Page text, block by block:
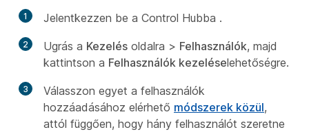
1 Jelentkezzen be a Control Hubba .
2 Ugrás a Kezelés oldalra > Felhasználók, majd
kattintson a Felhasználók kezeléselehetőségre.
3
Válasszon egyet a felhasználók
hozzáadásához elérhető módszerek közül,
attól függően, hogy hány felhasználót szeretne